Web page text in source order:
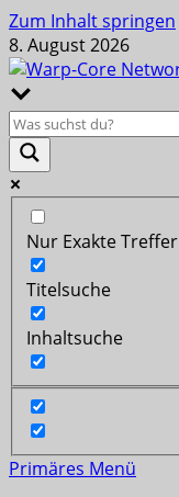
Zum Inhalt springen
8. August 2026
Nur Exakte Treffer
Titelsuche
Inhaltsuche
Primäres Menü